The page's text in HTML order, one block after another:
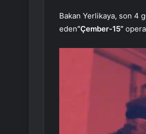
Bakan Yerlikaya, son 4
eden“Çember-15” o